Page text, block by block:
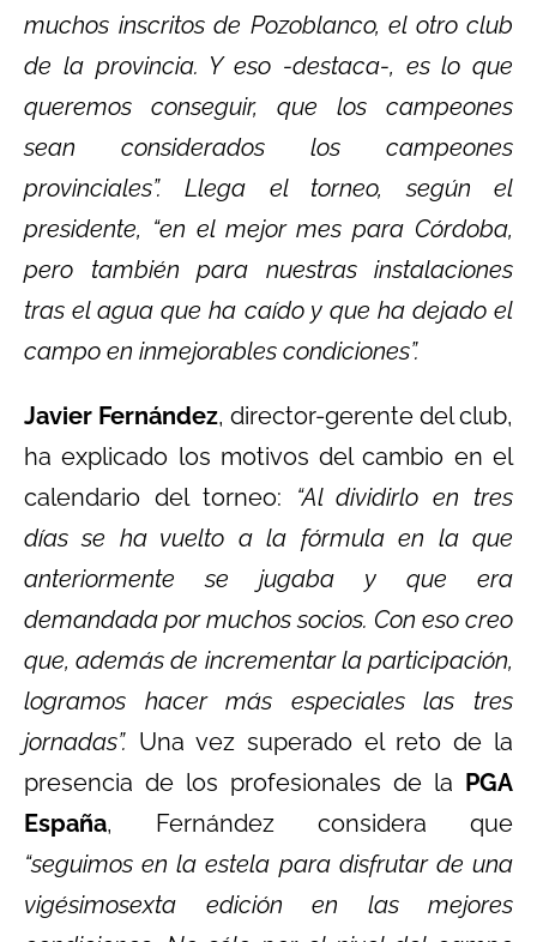
muchos inscritos de Pozoblanco, el otro club
de la provincia. Y eso -destaca-, es lo que
queremos conseguir, que los campeones
sean considerados los campeones
provinciales”. Llega el torneo, según el
presidente, “en el mejor mes para Córdoba,
pero también para nuestras instalaciones
tras el agua que ha caído y que ha dejado el
campo en inmejorables condiciones”.
Javier Fernández, director-gerente del club,
ha explicado los motivos del cambio en el
calendario del torneo:
“Al dividirlo en tres
días se ha vuelto a la fórmula en la que
anteriormente se jugaba y que era
demandada por muchos socios. Con eso creo
que, además de incrementar la participación,
logramos hacer más especiales las tres
jornadas”. Una vez superado el reto de la
presencia de los profesionales de la PGA
España, Fernández considera que
“seguimos en la estela para disfrutar de una
vigésimosexta edición en las mejores